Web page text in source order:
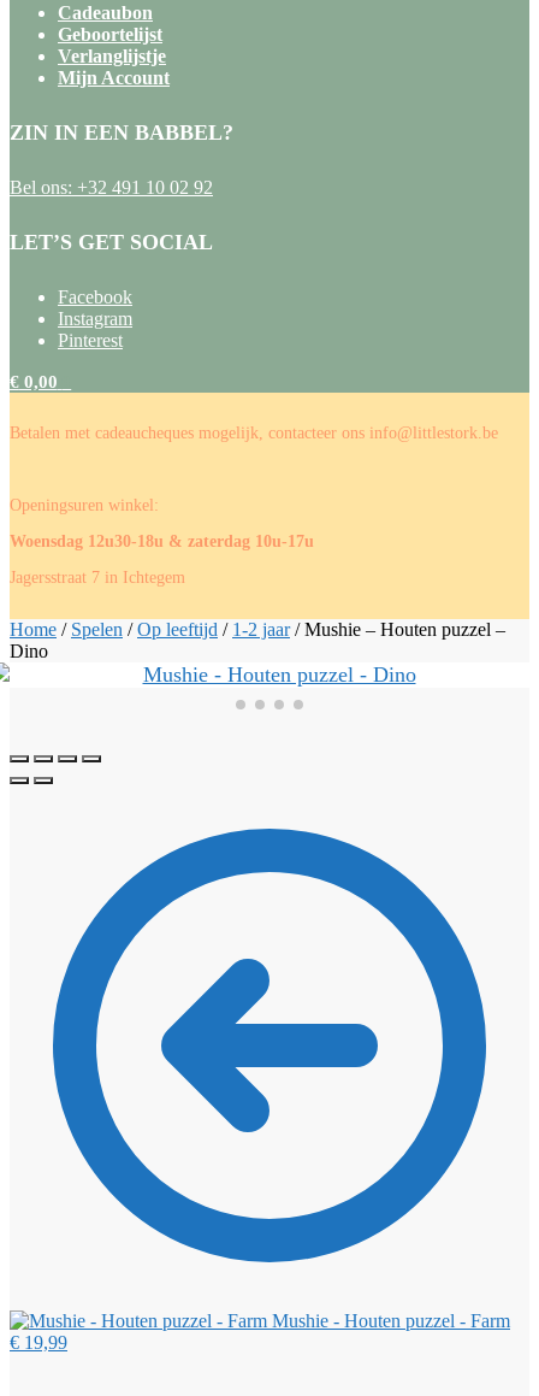
Cadeaubon
Geboortelijst
Verlanglijstje
Mijn Account
ZIN IN EEN BABBEL?
Bel ons: +32 491 10 02 92
LET’S GET SOCIAL
Facebook
Instagram
Pinterest
€0,00
Betalen met cadeaucheques mogelijk, contacteer ons info@littlestork.be
Openingsuren winkel:
Woensdag 12u30-18u & zaterdag 10u-17u
Jagersstraat 7 in Ichtegem
Home / Spelen /Op leeftijd / 1-2 jaar/Mushie – Houten puzzel –
Dino
Mushie - Houten puzzel - Farm
€ 19,99